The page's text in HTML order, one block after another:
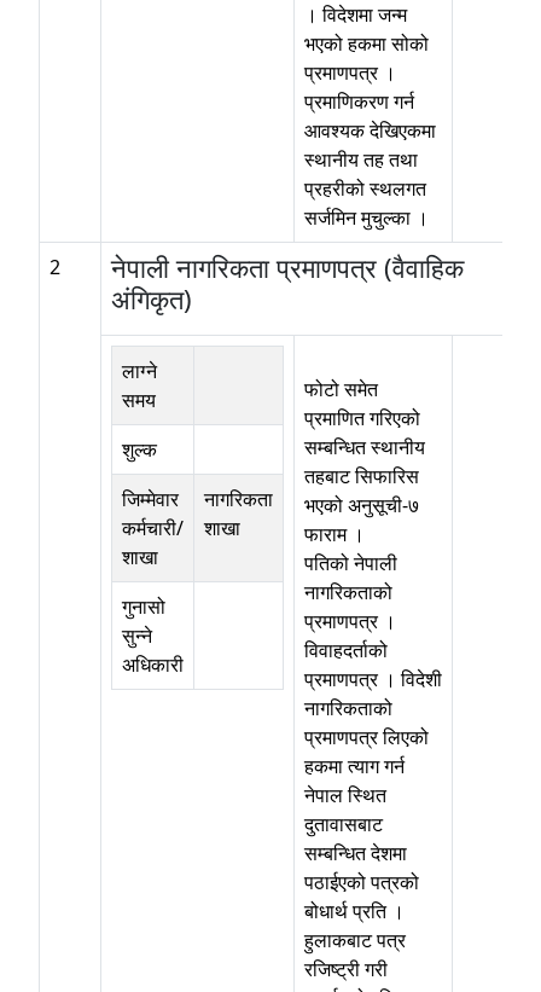
। विदेशमा जन्म
भएको हकमा सोको
प्रमाणपत्र ।
प्रमाणिकरण गर्न
आवश्यक देखिएकमा
स्थानीय तह तथा
प्रहरीको स्थलगत
सर्जमिन मुचुल्का ।
2
नेपाली नागरिकता प्रमाणपत्र (वैवाहिक
अंगिकृत)
लाग्ने
समय
शुल्क
जिम्मेवार
कर्मचारी/
शाखा
नागरिकता
शाखा
गुनासो
सुन्ने
अधिकारी
फोटो समेत
प्रमाणित गरिएको
सम्बन्धित स्थानीय
तहबाट सिफारिस
भएको अनुसूची-७
फाराम ।
पतिको नेपाली
नागरिकताको
प्रमाणपत्र ।
विवाहदर्ताको
प्रमाणपत्र । विदेशी
नागरिकताको
प्रमाणपत्र लिएको
हकमा त्याग गर्न
नेपाल स्थित
दुतावासबाट
सम्बन्धित देशमा
पठाईएको पत्रको
बोधार्थ प्रति ।
हुलाकबाट पत्र
रजिष्ट्री गरी